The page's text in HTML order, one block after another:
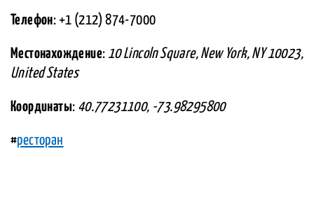
Телефон: +1 (212) 874-7000
Местонахождение: 10 Lincoln Square, New York, NY 10023,
United States
Координаты: 40.77231100, -73.98295800
#ресторан